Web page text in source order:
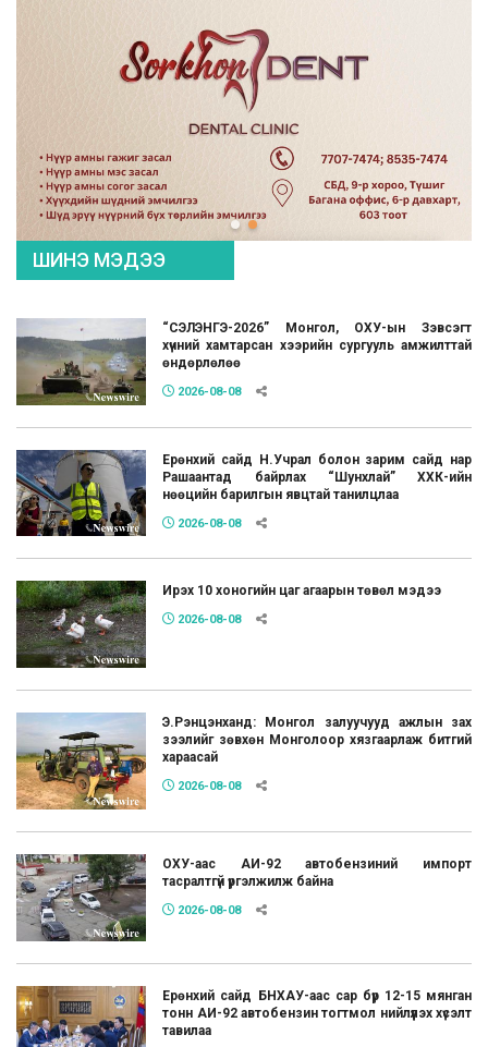
ШИНЭ МЭДЭЭ
“СЭЛЭНГЭ-2026” Монгол, ОХУ-ын Зэвсэгт
хүчний хамтарсан хээрийн сургууль амжилттай
өндөрлөлөө
2026-08-08
Ерөнхий сайд Н.Учрал болон зарим сайд нар
Рашаантад байрлах “Шунхлай” ХХК-ийн
нөөцийн барилгын явцтай танилцлаа
2026-08-08
Ирэх 10 хоногийн цаг агаарын төвөл мэдээ
2026-08-08
Э.Рэнцэнханд: Монгол залуучууд ажлын зах
зээлийг зөвхөн Монголоор хязгаарлаж битгий
хараасай
2026-08-08
ОХУ-аас АИ-92 автобензиний импорт
тасралтгүй үргэлжилж байна
2026-08-08
Ерөнхий сайд БНХАУ-аас сар бүр 12-15 мянган
тонн АИ-92 автобензин тогтмол нийлүүлэх хүсэлт
тавилаа